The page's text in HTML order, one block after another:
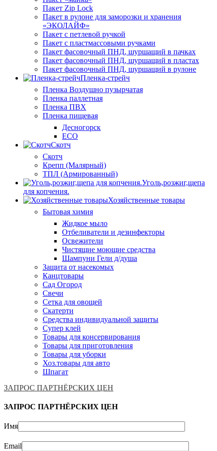
Пакет Zip Lock
Пакет в рулоне для заморозки и хранения
«ЭКОЛАЙФ»
Пакет с петлевой ручкой
Пакет с пластмассовыми ручками
Пакет фасовочный ПНД, шуршащий в пачках
Пакет фасовочный ПНД, шуршащий в пластах
Пакет фасовочный ПНД, шуршащий в рулоне
Пленка-стрейч
Пленка Воздушно пузырчатая
Пленка паллетная
Пленка ПВХ
Пленка пищевая
Десногорск
ECO
Скотч
Скотч
Крепп (Малярный)
ТПЛ (Армированный)
Уголь,розжиг,щепа
для копчения.
Хозяйственные товары
Бытовая химия
Жидкое мыло
Отбеливатели и дезинфекторы
Освежители
Чистящие моющие средства
Шампуни Гели д/душа
Защита от насекомых
Канцтовары
Сад Огород
Свечи
Сетка для овощей
Скатерти
Средства индивидуальной защиты
Супер клей
Товары для консервирования
Товары для приготовления
Товары для уборки
Хоз.товары для авто
Шпагат
ЗАПРОС ПАРТНЁРСКИХ ЦЕН
ЗАПРОС ПАРТНЁРСКИХ ЦЕН
Имя
Email